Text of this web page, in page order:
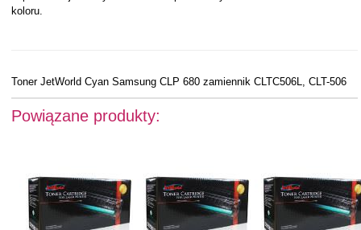
koloru.
Toner JetWorld Cyan Samsung CLP 680 zamiennik CLTC506L, CLT-506
Powiązane produkty: